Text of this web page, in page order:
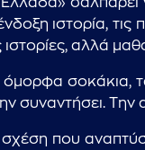
ιστορία,
αλλά
σοκάκια,
συναντήσει.
σχέση που